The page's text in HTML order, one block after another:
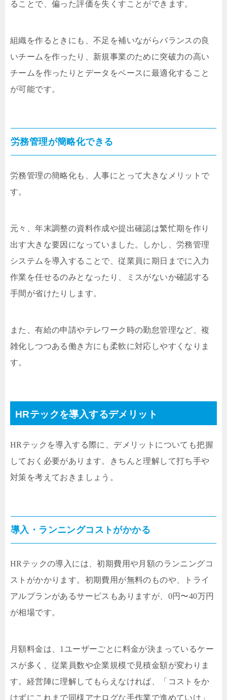
ることで、偏った評価を失くすことができます。
組織を作るときにも、不足を補いながらバランスの良
いチームを作ったり、新規事業のために突破力の高い
チームを作ったりとデータをベースに最適化すること
が可能です。
労務管理が簡略化できる
労務管理の簡略化も、人事にとって大きなメリットで
す。
元々、年末調整の資料作成や提出確認は繁忙期を作り
出す大きな要因になっていました。しかし、労務管理
システムを導入することで、従業員に期日までに入力
作業を任せるのみとなったり、ミスがないか確認する
手間が省けたりします。
また、有給の申請やテレワーク時の勤怠管理など、複
雑化しつつある働き方にも柔軟に対応しやすくなりま
す。
HRテックを導入するデメリット
HRテックを導入する際に、デメリットについても把握
しておく必要があります。きちんと理解して打ち手や
対策を考えておきましょう。
導入・ランニングコストがかかる
HRテックの導入には、初期費用や月額のランニングコ
ストがかかります。初期費用が無料のものや、トライ
アルプランがあるサービスもありますが、0円〜40万円
が相場です。
月額料金は、1ユーザーごとに料金が決まっているケー
スが多く、従業員数や企業規模で見積金額が変わりま
す。経営陣に理解してもらえなければ、「コストをか
けずにこれまで同様アナログな手作業で進めていけ」